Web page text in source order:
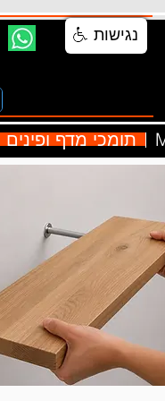
תומכי מדף ופינים
נגישות